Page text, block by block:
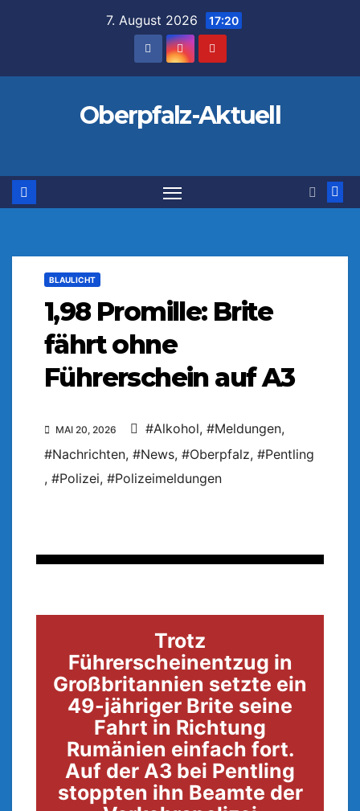
7. August 2026 17:20
Oberpfalz-Aktuell
BLAULICHT
1,98 Promille: Brite
fährt ohne
Führerschein auf A3
MAI 20, 2026 #Alkohol, #Meldungen,
#Nachrichten, #News, #Oberpfalz, #Pentling
, #Polizei, #Polizeimeldungen
Trotz
Führerscheinentzug in
Großbritannien setzte ein
49-jähriger Brite seine
Fahrt in Richtung
Rumänien einfach fort.
Auf der A3 bei Pentling
stoppten ihn Beamte der